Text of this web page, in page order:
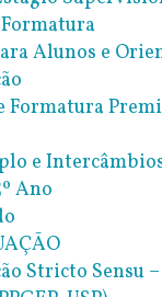
Alunos e
Formatura
e
Ano
Stricto Sensu